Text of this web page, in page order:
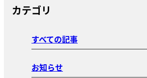
カテゴリ
すべての記事
お知らせ